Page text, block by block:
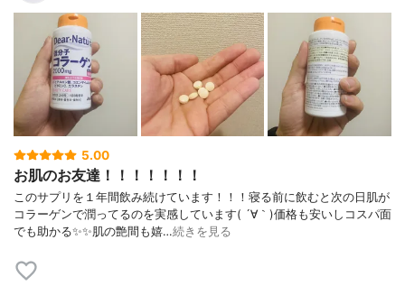
5.00
お肌のお友達！！！！！！！
このサプリを１年間飲み続けています！！！寝る前に飲むと次の日肌が
コラーゲンで潤ってるのを実感しています( ´∀｀)価格も安いしコスパ面
でも助かる✨✨肌の艶間も嬉…続きを見る